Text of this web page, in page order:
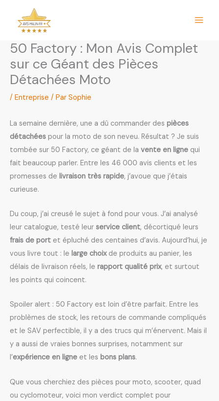
contenu
50 Factory : Mon Avis Complet
sur ce Géant des Pièces
Détachées Moto
/ Entreprise / Par Sophie
La semaine dernière, une a dû commander des pièces
détachées pour la moto de son neveu. Résultat ? Je suis
tombée sur 50 Factory, ce géant de la vente en ligne qui
fait beaucoup parler. Entre les 46 000 avis clients et les
promesses de livraison très rapide, j’avoue que j’étais
curieuse.
Du coup, j’ai creusé le sujet à fond pour vous. J’ai analysé
leur catalogue, testé leur service client, décortiqué leurs
frais de port et épluché des centaines d’avis. Aujourd’hui, je
vous livre tout : le large choixde produits au panier, les
délais de livraison réels, le rapport qualité prix, et surtout
les points qui coincent.
Spoiler alert : 50 Factory est loin d’être parfait. Entre les
problèmes de stock, les retours de commande compliqués
et le SAV perfectible, il y a des trucs qui m’énervent. Mais il
y a aussi de vraies bonnes surprises, notamment sur
l’expérience en ligne et les bons plans.
Que vous cherchiez des pièces pour moto, scooter, quad
ou cyclomoteur, voici mon verdict complet pour